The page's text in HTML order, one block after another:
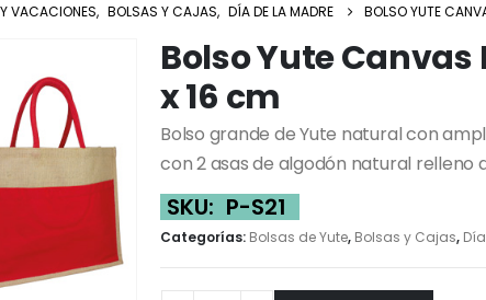
VACACIONES, BOLSAS Y CAJAS, DÍA DE LA MADRE BOLSO YUTE
Bolso Yute Canvas
x 16 cm
Bolso grande de Yute natural con
con 2 asas de algodón natural relleno
SKU: P-S21
Categorías: Bolsas de Yute, Bolsas y Cajas,